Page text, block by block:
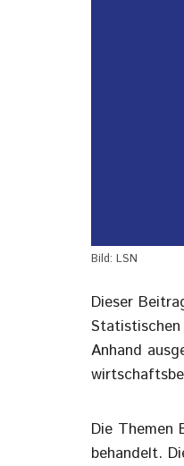
Bild: LSN
Dieser
Anhand
Die Themen
behandelt.